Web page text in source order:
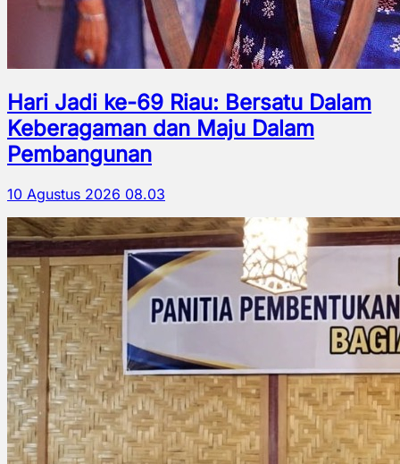
Hari Jadi ke-69 Riau: Bersatu Dalam
Keberagaman dan Maju Dalam
Pembangunan
10 Agustus 2026 08.03